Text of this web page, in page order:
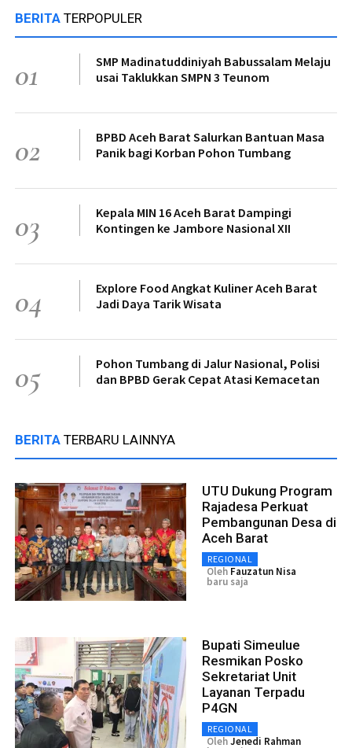
BERITA TERPOPULER
01
SMP Madinatuddiniyah Babussalam Melaju
usai Taklukkan SMPN 3 Teunom
02
BPBD Aceh Barat Salurkan Bantuan Masa
Panik bagi Korban Pohon Tumbang
03
Kepala MIN 16 Aceh Barat Dampingi
Kontingen ke Jambore Nasional XII
04
Explore Food Angkat Kuliner Aceh Barat
Jadi Daya Tarik Wisata
05
Pohon Tumbang di Jalur Nasional, Polisi
dan BPBD Gerak Cepat Atasi Kemacetan
BERITA TERBARU LAINNYA
UTU Dukung Program
Rajadesa Perkuat
Pembangunan Desa di
Aceh Barat
REGIONAL
Oleh Fauzatun Nisa
baru saja
Bupati Simeulue
Resmikan Posko
Sekretariat Unit
Layanan Terpadu
P4GN
REGIONAL
OlehJenedi Rahman